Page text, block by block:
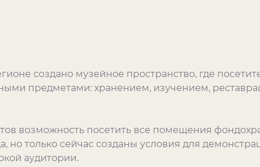
создано музейное пространство, где
предметами: хранением, изучением,
возможность посетить все помещения
но только сейчас созданы условия для
аудитории.